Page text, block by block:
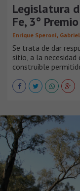
Legislatura
Fe, 3° Premio
Enrique Speroni,
Se trata de dar
sitio, a la
construible